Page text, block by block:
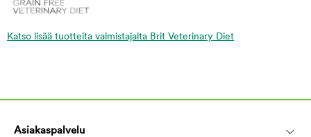
Katso lisää tuotteita valmistajalta Brit Veterinary Diet
Asiakaspalvelu